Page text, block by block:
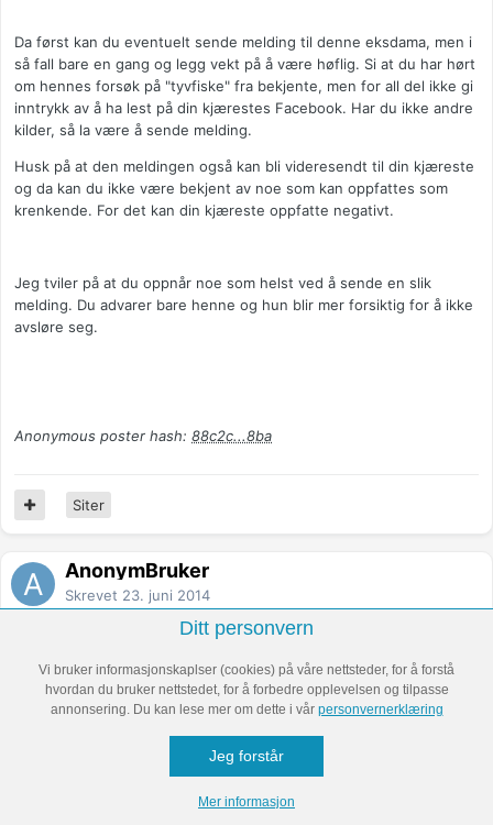
Da først kan du eventuelt sende melding til denne eksdama, men i
så fall bare en gang og legg vekt på å være høflig. Si at du har hørt
om hennes forsøk på "tyvfiske" fra bekjente, men for all del ikke gi
inntrykk av å ha lest på din kjærestes Facebook. Har du ikke andre
kilder, så la være å sende melding.
Husk på at den meldingen også kan bli videresendt til din kjæreste
og da kan du ikke være bekjent av noe som kan oppfattes som
krenkende. For det kan din kjæreste oppfatte negativt.
Jeg tviler på at du oppnår noe som helst ved å sende en slik
melding. Du advarer bare henne og hun blir mer forsiktig for å ikke
avsløre seg.
Anonymous poster hash: 88c2c...8ba
Siter
AnonymBruker
Skrevet 23. juni 2014
AnonymBruker skrev (På 22.6.2014 den 7.26):
Forslag: Vis din kjæreste at gresset ikke er grønnere på andre
deg. Gi ham så intens sex at det ikke frister å gå andre steder.
Ditt personvern
Vi bruker informasjonskaplser (cookies) på våre nettsteder, for å forstå
hvordan du bruker nettstedet, for å forbedre opplevelsen og tilpasse
annonsering. Du kan lese mer om dette i vår personvernerklæring
Jeg forstår
Mer informasjon